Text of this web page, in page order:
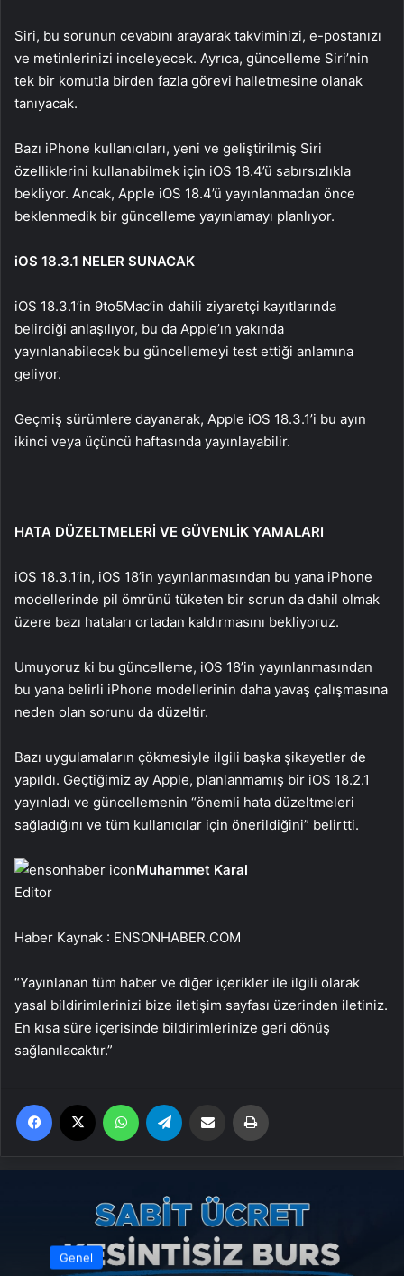
Siri, bu sorunun cevabını arayarak takviminizi, e-postanızı
ve metinlerinizi inceleyecek. Ayrıca, güncelleme Siri’nin
tek bir komutla birden fazla görevi halletmesine olanak
tanıyacak.
Bazı iPhone kullanıcıları, yeni ve geliştirilmiş Siri
özelliklerini kullanabilmek için iOS 18.4’ü sabırsızlıkla
bekliyor. Ancak, Apple iOS 18.4’ü yayınlanmadan önce
beklenmedik bir güncelleme yayınlamayı planlıyor.
iOS 18.3.1 NELER SUNACAK
iOS 18.3.1’in 9to5Mac’in dahili ziyaretçi kayıtlarında
belirdiği anlaşılıyor, bu da Apple’ın yakında
yayınlanabilecek bu güncellemeyi test ettiği anlamına
geliyor.
Geçmiş sürümlere dayanarak, Apple iOS 18.3.1’i bu ayın
ikinci veya üçüncü haftasında yayınlayabilir.
HATA DÜZELTMELERİ VE GÜVENLİK YAMALARI
iOS 18.3.1’in, iOS 18’in yayınlanmasından bu yana iPhone
modellerinde pil ömrünü tüketen bir sorun da dahil olmak
üzere bazı hataları ortadan kaldırmasını bekliyoruz.
Umuyoruz ki bu güncelleme, iOS 18’in yayınlanmasından
bu yana belirli iPhone modellerinin daha yavaş çalışmasına
neden olan sorunu da düzeltir.
Bazı uygulamaların çökmesiyle ilgili başka şikayetler de
yapıldı. Geçtiğimiz ay Apple, planlanmamış bir iOS 18.2.1
yayınladı ve güncellemenin “önemli hata düzeltmeleri
sağladığını ve tüm kullanıcılar için önerildiğini” belirtti.
Muhammet Karal
Editor
Haber Kaynak : ENSONHABER.COM
“Yayınlanan tüm haber ve diğer içerikler ile ilgili olarak
yasal bildirimlerinizi bize iletişim sayfası üzerinden iletiniz.
En kısa süre içerisinde bildirimlerinize geri dönüş
sağlanılacaktır.”
Facebook WhatsApp Email'den paylaş
Genel